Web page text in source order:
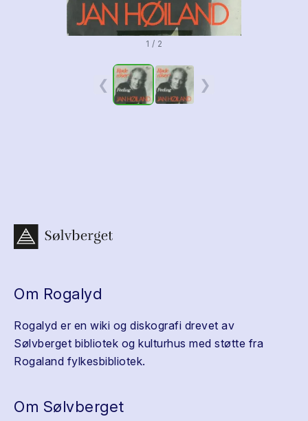
1 / 2
❮ ❯
Om Rogalyd
Rogalyd er en wiki og diskografi drevet av
Sølvberget bibliotek og kulturhus med støtte fra
Rogaland fylkesbibliotek.
Om Sølvberget